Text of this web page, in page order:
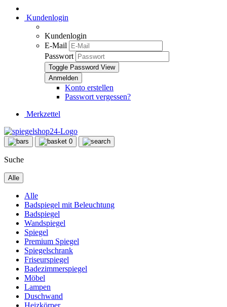
Kundenlogin
Kundenlogin
E-Mail
Passwort
Toggle Password View
Konto erstellen
Passwort vergessen?
Merkzettel
0
Suche
Alle
Alle
Badspiegel mit Beleuchtung
Badspiegel
Wandspiegel
Spiegel
Premium Spiegel
Spiegelschrank
Friseurspiegel
Badezimmerspiegel
Möbel
Lampen
Duschwand
Heizkörper